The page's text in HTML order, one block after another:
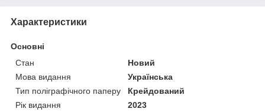
Характеристики
Основні
Стан
Новий
Мова видання
Українська
Тип поліграфічного паперу
Крейдований
Рік видання
2023